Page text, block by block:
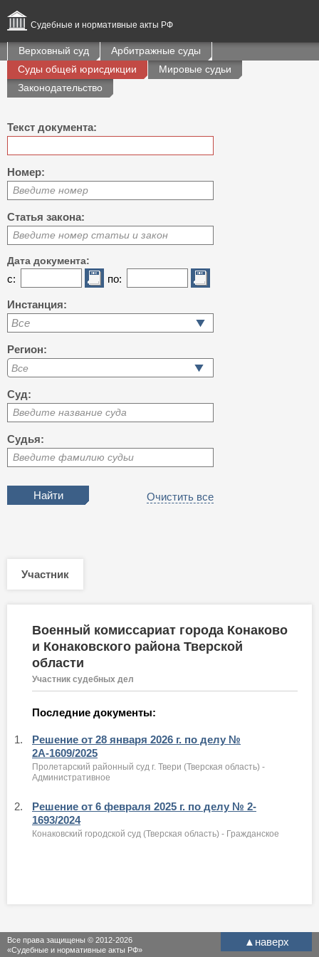
Судебные и нормативные акты РФ
Верховный суд
Арбитражные суды
Суды общей юрисдикции
Мировые судьи
Законодательство
Текст документа:
Номер:
Введите номер
Статья закона:
Введите номер статьи и закон
Дата документа:
с: по:
Инстанция:
Все
Регион:
Суд:
Введите название суда
Судья:
Введите фамилию судьи
Очистить все
Участник
Военный комиссариат города Конаково
и Конаковского района Тверской
области
Участник судебных дел
Последние документы:
1.
Решение от 28 января 2026 г. по делу №
2А-1609/2025
Пролетарский районный суд г. Твери (Тверская область) -
Административное
2.
Решение от 6 февраля 2025 г. по делу № 2-
1693/2024
Конаковский городской суд (Тверская область) - Гражданское
▲ наверх
Все права защищены © 2012-2026
«Судебные и нормативные акты РФ»